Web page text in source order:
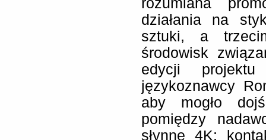
rozumiana
działania na
sztuki, a
środowisk
edycji
językoznawcy
aby mogło
pomiędzy
słynne 4K: